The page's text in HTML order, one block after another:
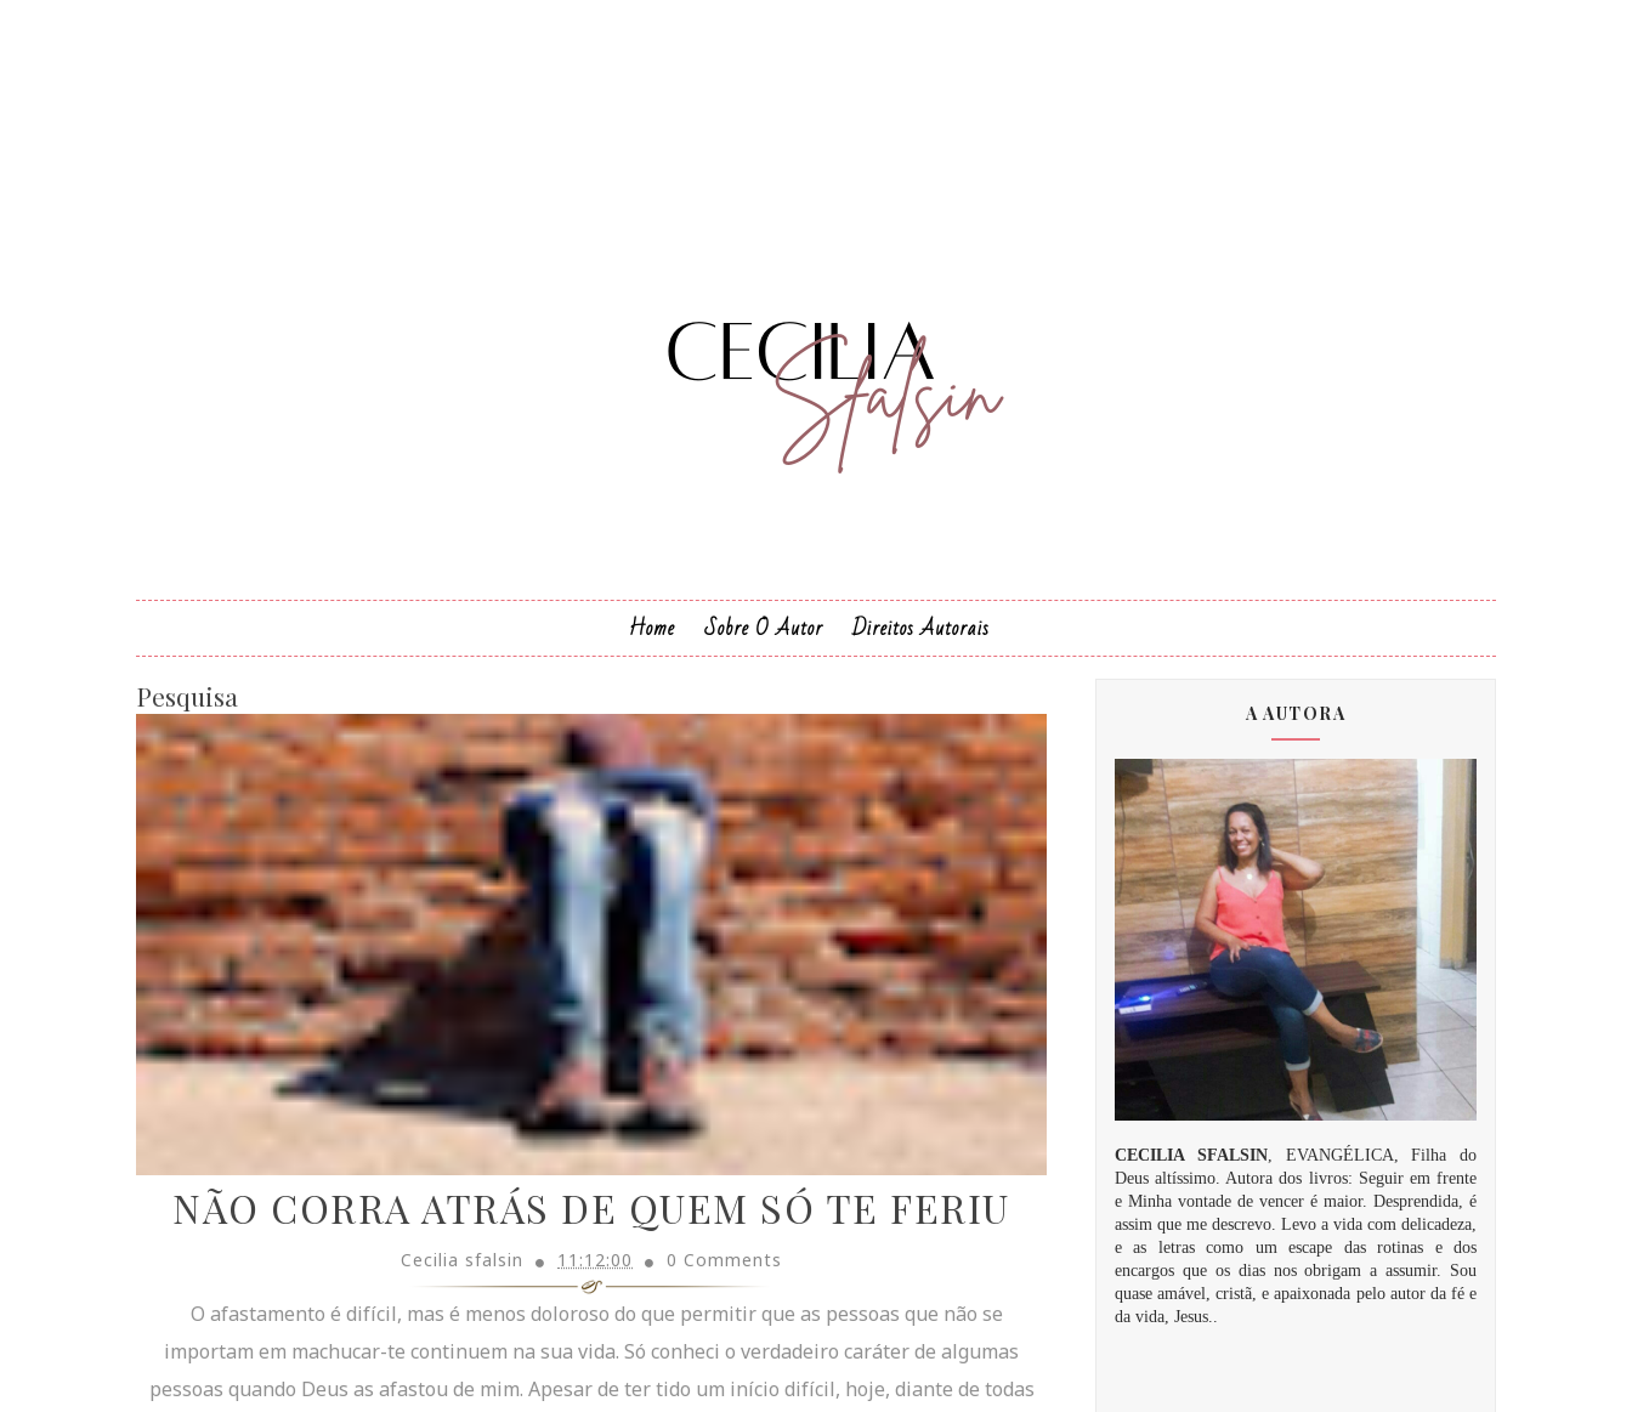
Home Sobre O Autor Direitos Autorais
Pesquisa
NÃO CORRA ATRÁS DE QUEM SÓ TE FERIU
Cecilia sfalsin 11:12:00 0 Comments
O afastamento é difícil, mas é menos doloroso do que permitir que as pessoas que não se
importam em machucar-te continuem na sua vida. Só conheci o verdadeiro caráter de algumas
pessoas quando Deus as afastou de mim. Apesar de ter tido um início difícil, hoje, diante de todas
A AUTORA
CECILIA SFALSIN, EVANGÉLICA, Filha do
Deus altíssimo. Autora dos livros: Seguir em frente
e Minha vontade de vencer é maior. Desprendida, é
assim que me descrevo. Levo a vida com delicadeza,
e as letras como um escape das rotinas e dos
encargos que os dias nos obrigam a assumir. Sou
quase amável, cristã, e apaixonada pelo autor da fé e
da vida, Jesus..